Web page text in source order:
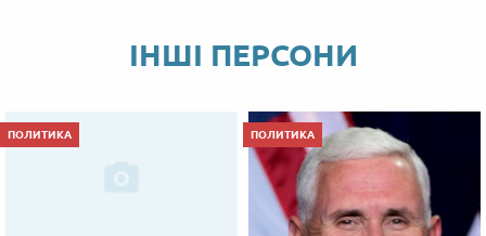
ІНШІ ПЕРСОНИ
ПОЛИТИКА ПОЛИТИКА